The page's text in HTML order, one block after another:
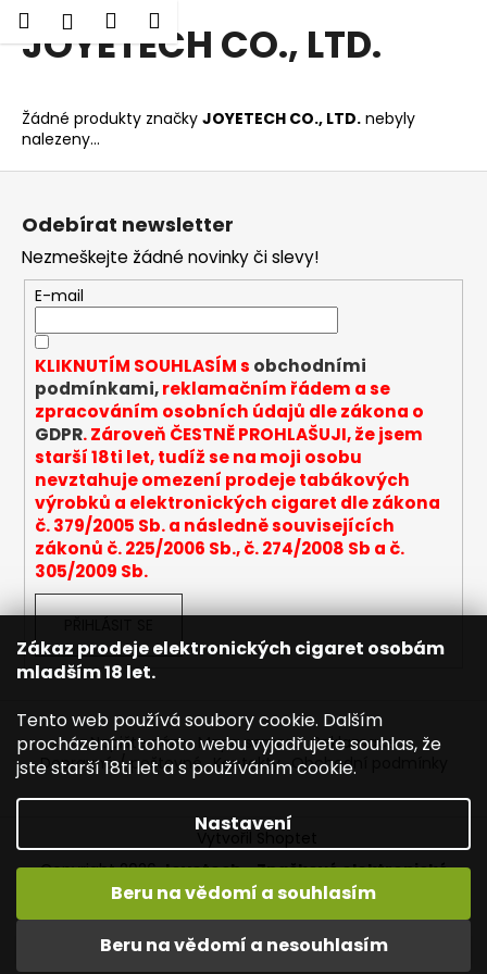
Zákaz prodeje elektronických cigaret osobám
mladším 18 let.
Tento web používá soubory cookie. Dalším
procházením tohoto webu vyjadřujete souhlas, že
jste starší 18ti let a s používáním cookie.
Nastavení
Beru na vědomí a nesouhlasím
Beru na vědomí a souhlasím
Přejít
Vítejte na JOYETECH. DORUČENÍ ZDARMA zásilkovnou nad
HledatPřihlášení
Nákupní
košík
JOYETECH CO., LTD.
Žádné produkty značky JOYETECH CO., LTD. nebyly
nalezeny...
o Zpět
Zpět
C
o
p
t
ř
e
b
u
e
e
n
a
t
?
HLEDAT
o
r
Z
Odebírat newsletter
Nezmeškejte žádné novinky či slevy!
E-mail
KLIKNUTÍM SOUHLASÍM s obchodními
podmínkami,reklamačním řádem a se
zpracováním osobních údajů dle zákona o
GDPR. Zároveň ČESTNĚ PROHLAŠUJI, že jsem
starší 18ti let, tudíž se na moji osobu
nevztahuje omezení prodeje tabákových
výrobků a elektronických cigaret dle zákona
č. 379/2005 Sb. a následně souvisejících
zákonů č. 225/2006 Sb., č. 274/2008 Sb a č.
305/2009 Sb.
Napište nám Mapa serveru Reklamace
Dopravné / poštovné Kontakty Obchodní podmínky
Copyright 2026Joyetech - Značkové elektronické
. Všechna práva vyhrazena.Upravit nastavení